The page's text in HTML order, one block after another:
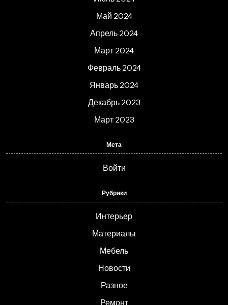
Май 2024
Апрель 2024
Март 2024
Февраль 2024
Январь 2024
Декабрь 2023
Март 2023
Мета
Войти
Рубрики
Интерьер
Материалы
Мебель
Новости
Разное
Ремонт